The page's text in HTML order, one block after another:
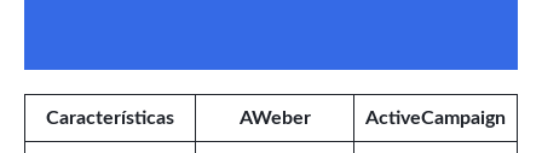
Características AWeber ActiveCampaign